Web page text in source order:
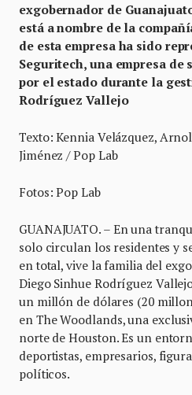
exgobernador de
está a nombre de la
de esta empresa ha sido
Seguritech, una empresa
por el estado durante la
Rodríguez Vallejo
Texto: Kennia Velázquez,
Jiménez / Pop Lab
Fotos: Pop Lab
GUANAJUATO. – En una
solo circulan los residentes y
en total, vive la familia del
Diego Sinhue Rodríguez
un millón de dólares (20
en The Woodlands, una
norte de Houston. Es un
deportistas, empresarios,
políticos.